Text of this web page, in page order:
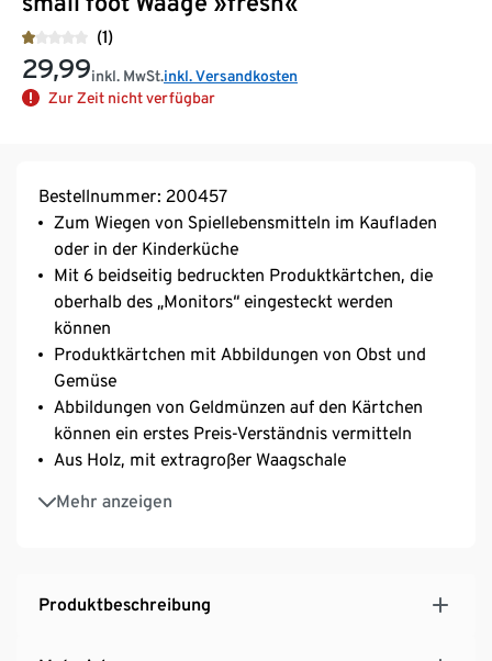
(1)
29,99inkl. MwSt.inkl. Versandkosten
Zur Zeit nicht verfügbar
Bestellnummer: 200457
Zum Wiegen von Spiellebensmitteln im Kaufladen
oder in der Kinderküche
Mit 6 beidseitig bedruckten Produktkärtchen, die
oberhalb des „Monitors“ eingesteckt werden
können
Produktkärtchen mit Abbildungen von Obst und
Gemüse
Abbildungen von Geldmünzen auf den Kärtchen
können ein erstes Preis-Verständnis vermitteln
Aus Holz, mit extragroßer Waagschale
Mehr anzeigen
Mit sich bewegendem Gewichtsanzeiger
Modernes schlicht-nordisches Design mit hohem
Produktbeschreibung